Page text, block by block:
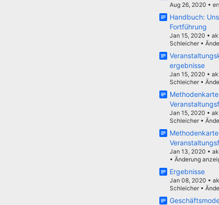
Aug 26, 2020 •
Handbuch:
Fortführung
Jan 15, 2020 •
Schleicher •
ergebnisse
Jan 15, 2020 •
Schleicher •
Jan 15, 2020 •
Schleicher •
Jan 13, 2020 •
• Änderung
Ergebnisse
Jan 08, 2020 •
Schleicher •